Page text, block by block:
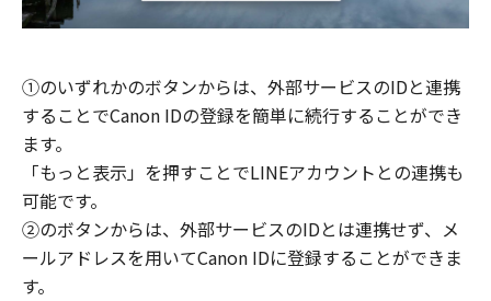
①のいずれかのボタンからは、外部サービスのIDと連携
することでCanon IDの登録を簡単に続行することができ
ます。
「もっと表示」を押すことでLINEアカウントとの連携も
可能です。
②のボタンからは、外部サービスのIDとは連携せず、メ
ールアドレスを用いてCanon IDに登録することができま
す。